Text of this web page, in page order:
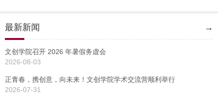
最新新闻 →
文创学院召开 2026 年暑假务虚会
2026-08-03
正青春，携创意，向未来！文创学院学术交流营顺利举行
2026-07-31